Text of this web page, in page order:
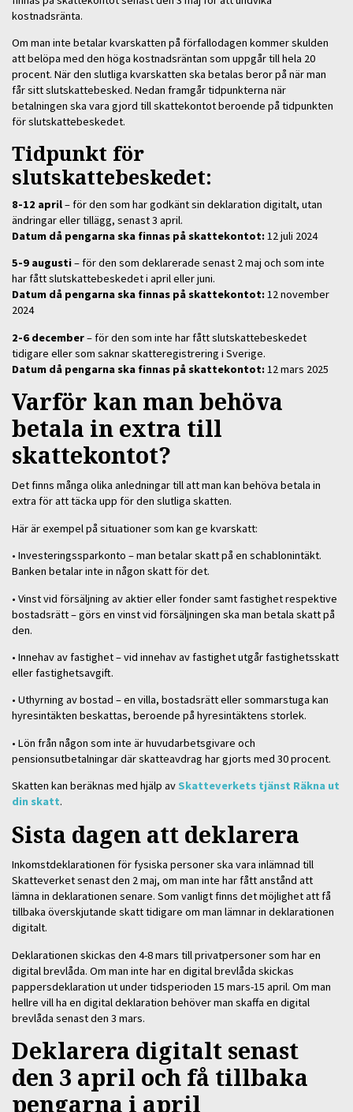
kostnadsränta.
Om man inte betalar kvarskatten på förfallodagen kommer skulden
att belöpa med den höga kostnadsräntan som uppgår till hela 20
procent. När den slutliga kvarskatten ska betalas beror på när man
får sitt slutskattebesked. Nedan framgår tidpunkterna när
betalningen ska vara gjord till skattekontot beroende på tidpunkten
för slutskattebeskedet.
Tidpunkt för
slutskattebeskedet:
8-12 april– för den som har godkänt sin deklaration digitalt, utan
ändringar eller tillägg, senast 3 april.
Datum då pengarna ska finnas på skattekontot:12 juli 2024
5-9 augusti– för den som deklarerade senast 2 maj och som inte
har fått slutskattebeskedet i april eller juni.
Datum då pengarna ska finnas på skattekontot:12 november
2024
2-6 december– för den som inte har fått slutskattebeskedet
tidigare eller som saknar skatteregistrering i Sverige.
Datum då pengarna ska finnas på skattekontot: 12 mars 2025
Varför kan man behöva
betala in extra till
skattekontot?
Det finns många olika anledningar till att man kan behöva betala in
extra för att täcka upp för den slutliga skatten.
Här är exempel på situationer som kan ge kvarskatt:
• Investeringssparkonto – man betalar skatt på en schablonintäkt.
Banken betalar inte in någon skatt för det.
• Vinst vid försäljning av aktier eller fonder samt fastighet respektive
bostadsrätt – görs en vinst vid försäljningen ska man betala skatt på
den.
• Innehav av fastighet – vid innehav av fastighet utgår fastighetsskatt
eller fastighetsavgift.
• Uthyrning av bostad – en villa, bostadsrätt eller sommarstuga kan
hyresintäkten beskattas, beroende på hyresintäktens storlek.
• Lön från någon som inte är huvudarbetsgivare och
pensionsutbetalningar där skatteavdrag har gjorts med 30 procent.
Skatten kan beräknas med hjälp av Skatteverkets tjänst Räkna ut
din skatt.
Sista dagen att deklarera
Inkomstdeklarationen för fysiska personer ska vara inlämnad till
Skatteverket senast den 2 maj, om man inte har fått anstånd att
lämna in deklarationen senare. Som vanligt finns det möjlighet att få
tillbaka överskjutande skatt tidigare om man lämnar in deklarationen
digitalt.
Deklarationen skickas den 4-8 mars till privatpersoner som har en
digital brevlåda. Om man inte har en digital brevlåda skickas
pappersdeklaration ut under tidsperioden 15 mars-15 april. Om man
hellre vill ha en digital deklaration behöver man skaffa en digital
brevlåda senast den 3 mars.
Deklarera digitalt senast
den 3 april och få tillbaka
pengarna i april